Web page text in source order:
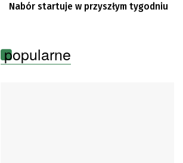
Nabór startuje w przyszłym tygodniu
popularne